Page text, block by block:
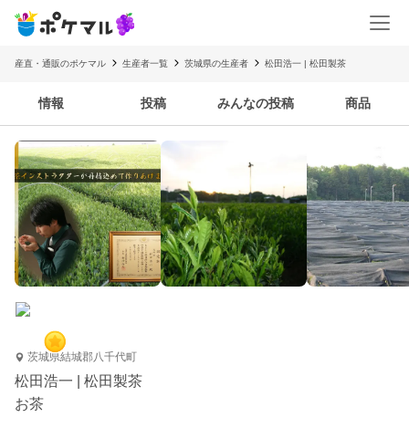
産直・通販のポケマル 生産者一覧 茨城県の生産者 松田浩一 | 松田製茶
情報 投稿 みんなの投稿 商品
茨城県結城郡八千代町
松田浩一 | 松田製茶
お茶